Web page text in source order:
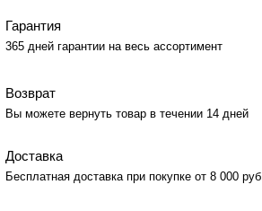
Гарантия
365 дней гарантии на весь ассортимент
Возврат
Вы можете вернуть товар в течении 14 дней
Доставка
Бесплатная доставка при покупке от 8 000 руб.